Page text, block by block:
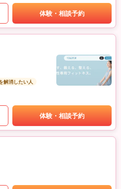
体験・相談予約
解消したい人
体験・相談予約